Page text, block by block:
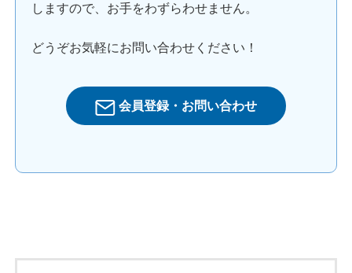
しますので、お手をわずらわせません。
どうぞお気軽にお問い合わせください！
会員登録・お問い合わせ